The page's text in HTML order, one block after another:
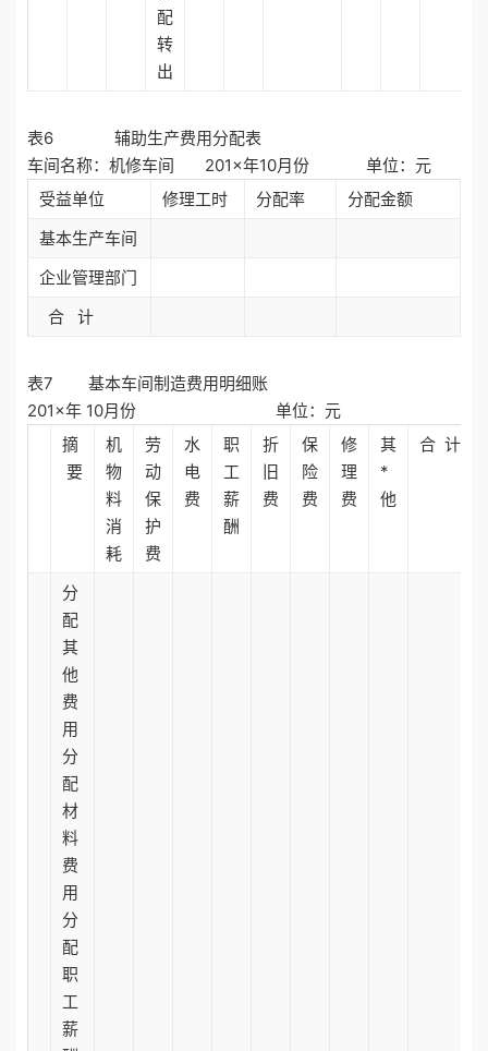
配
转
出
表6 辅助生产费用分配表
车间名称：机修车间 201×年10月份 单位：元
受益单位
修理工时 分配率
分配金额
基本生产车间
企业管理部门
合 计
表7 基本车间制造费用明细账
201×年 10月份 单位：元
摘
要
机
物
料
消
耗
劳
动
保
护
费
水
电
费
职
工
薪
酬
折
旧
费
保
险
费
修
理
费
其
*
他
合 计
分
配
其
他
费
用
分
配
材
料
费
用
分
配
职
工
薪